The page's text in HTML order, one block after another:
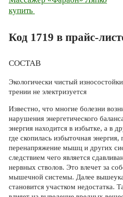
купить
Код 1719 в прайс-
СОСТАВ
Экологически чистый
трении не электризуется
Известно, что многие болезни
нарушения энергетического
энергия находится в избытке, а в
где скопилась избыточная энергия,
перенапряжение мышц и других
следствием чего является
нервных стволов. Это влечет за
мышечной системы. Далее
становится участком недостатка.